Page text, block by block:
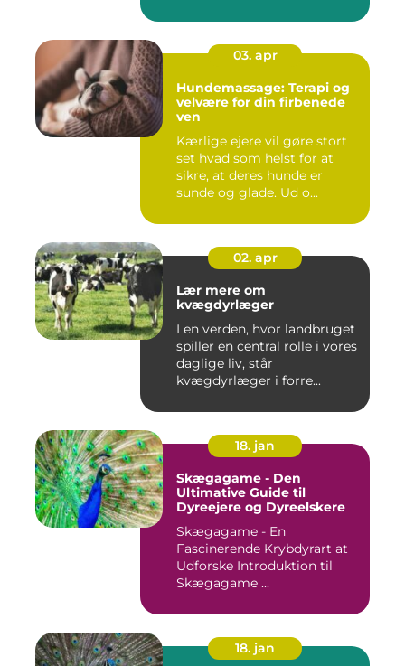
03. apr
Hundemassage: Terapi og
velvære for din firbenede
ven
Kærlige ejere vil gøre stort
set hvad som helst for at
sikre, at deres hunde er
sunde og glade. Ud o...
02. apr
Lær mere om
kvægdyrlæger
I en verden, hvor landbruget
spiller en central rolle i vores
daglige liv, står
kvægdyrlæger i forre...
18. jan
Skægagame - Den
Ultimative Guide til
Dyreejere og Dyreelskere
Skægagame - En
Fascinerende Krybdyrart at
Udforske Introduktion til
Skægagame ...
18. jan